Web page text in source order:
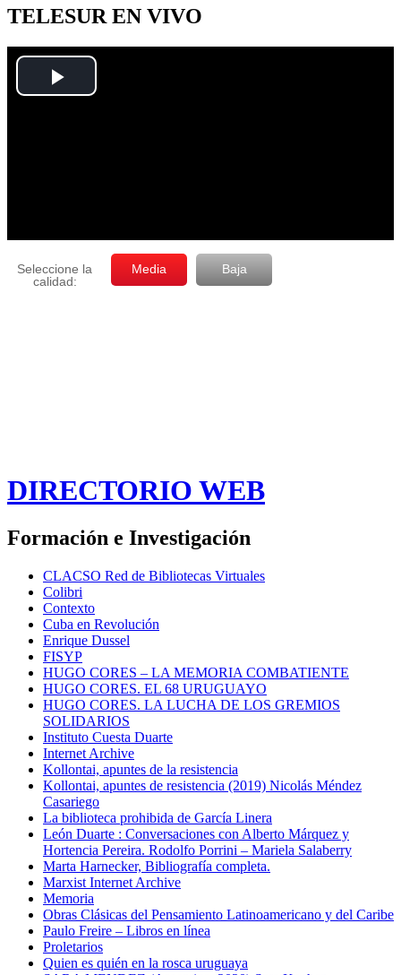
mes
TELESUR EN VIVO
DIRECTORIO WEB
Formación e Investigación
CLACSO Red de Bibliotecas Virtuales
Colibri
Contexto
Cuba en Revolución
Enrique Dussel
FISYP
HUGO CORES – LA MEMORIA COMBATIENTE
HUGO CORES. EL 68 URUGUAYO
HUGO CORES. LA LUCHA DE LOS GREMIOS
SOLIDARIOS
Instituto Cuesta Duarte
Internet Archive
Kollontai, apuntes de la resistencia
Kollontai, apuntes de resistencia (2019) Nicolás Méndez
Casariego
La biblioteca prohibida de García Linera
León Duarte : Conversaciones con Alberto Márquez y
Hortencia Pereira. Rodolfo Porrini – Mariela Salaberry
Marta Harnecker, Bibliografía completa.
Marxist Internet Archive
Memoria
Obras Clásicas del Pensamiento Latinoamericano y del Caribe
Paulo Freire – Libros en línea
Proletarios
Quien es quién en la rosca uruguaya